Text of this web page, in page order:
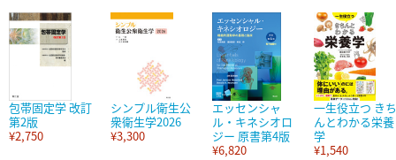
包帯固定学 改訂
第2版
¥2,750
シンプル衛生公
衆衛生学2026
¥3,300
エッセンシャ
ル・キネシオロ
ジー 原書第4版
¥6,820
一生役立つ きち
んとわかる栄養
学
¥1,540